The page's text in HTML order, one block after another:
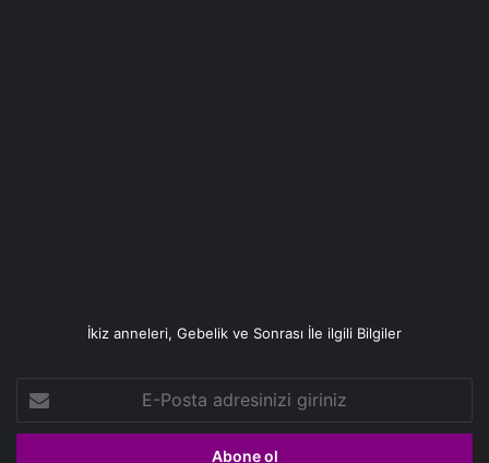
İkiz anneleri, Gebelik ve Sonrası İle ilgili Bilgiler
Posta
adresinizi